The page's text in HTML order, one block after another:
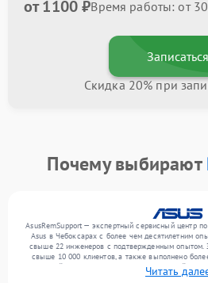
от 1100 ₽Время работы: от
Записаться
Скидка 20% при
Почему выбирают
AsusRemSupport — экспертный сервисный центр
Asus в Чебоксарах с более чем десятилетним
свыше 22 инженеров с подтвержденным опытом.
свыше 10 000 клиентов, а также выполнено
сервисный центр поступает более 300 устройств,
спектром неисправностей и обеспечиваем
Читать